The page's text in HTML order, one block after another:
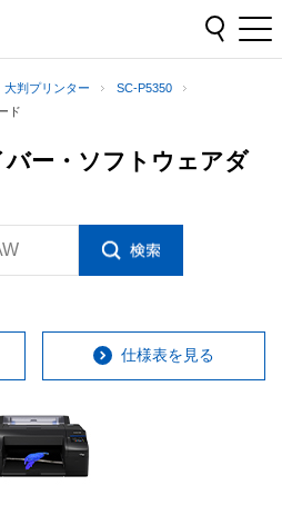
大判プリンター
SC-P5350
ド
ー・ソフトウェアダ
仕様表を見る